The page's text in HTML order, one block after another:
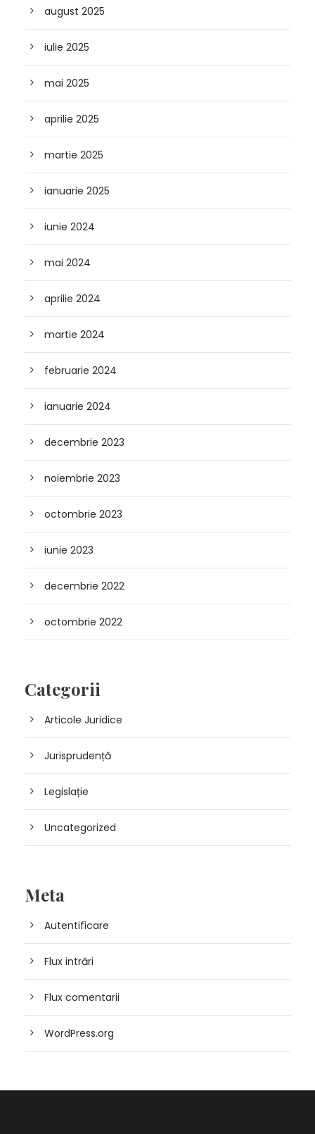
august 2025
iulie 2025
mai 2025
aprilie 2025
martie 2025
ianuarie 2025
iunie 2024
mai 2024
aprilie 2024
martie 2024
februarie 2024
ianuarie 2024
decembrie 2023
noiembrie 2023
octombrie 2023
iunie 2023
decembrie 2022
octombrie 2022
Categorii
Articole Juridice
Jurisprudență
Legislație
Uncategorized
Meta
Autentificare
Flux intrări
Flux comentarii
WordPress.org